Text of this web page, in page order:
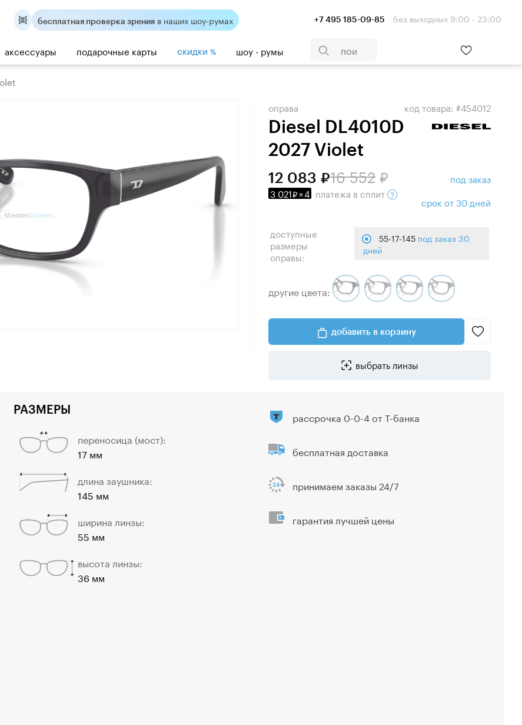
+7 495 185-09-85 без выходных 9:00 - 23:00
бесплатная проверка зрения в наших шоу-румах
аксессуары подарочные карты скидки % шоу - румы
оправа
Diesel DL4010D
2027 Violet
код товара: #454012
16 552
12 083
3 021 ×4 платежа в сплит
под заказ
срок от 30 дней
доступные
размеры
оправы:
55-17-145 под заказ 30
дней
другие цвета:
добавить в корзину
выбрать линзы
РАЗМЕРЫ
переносица (мост):
17 мм
длина заушника:
145 мм
ширина линзы:
55 мм
высота линзы:
36 мм
рассрочка 0-0-4 от Т-банка
бесплатная доставка
принимаем заказы 24/7
гарантия лучшей цены